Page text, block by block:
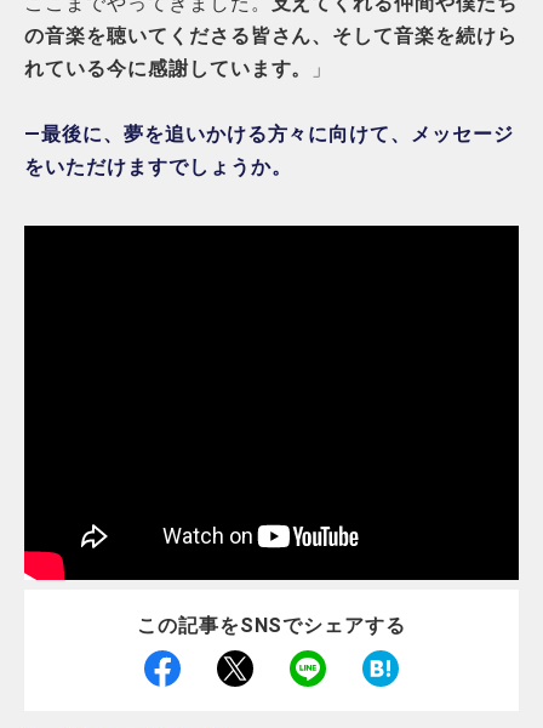
の音楽を聴いてくださる皆さん、そして音楽を続けら
れている今に感謝しています。
」
―最後に、夢を追いかける方々に向けて、メッセージ
をいただけますでしょうか。
この記事をSNSでシェアする